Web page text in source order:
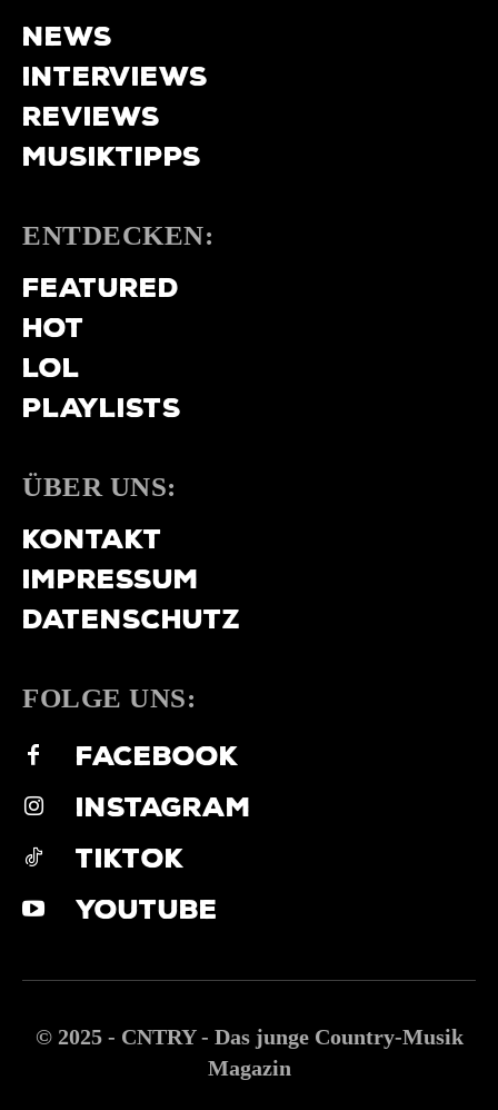
NEWS
INTERVIEWS
REVIEWS
MUSIKTIPPS
ENTDECKEN:
FEATURED
HOT
LOL
PLAYLISTS
ÜBER UNS:
KONTAKT
IMPRESSUM
DATENSCHUTZ
FOLGE UNS:
FACEBOOK
INSTAGRAM
TIKTOK
YOUTUBE
© 2025 - CNTRY - Das junge Country-Musik
Magazin